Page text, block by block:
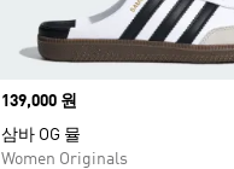
Price
139,000 원
삼바 OG 뮬
Women Originals